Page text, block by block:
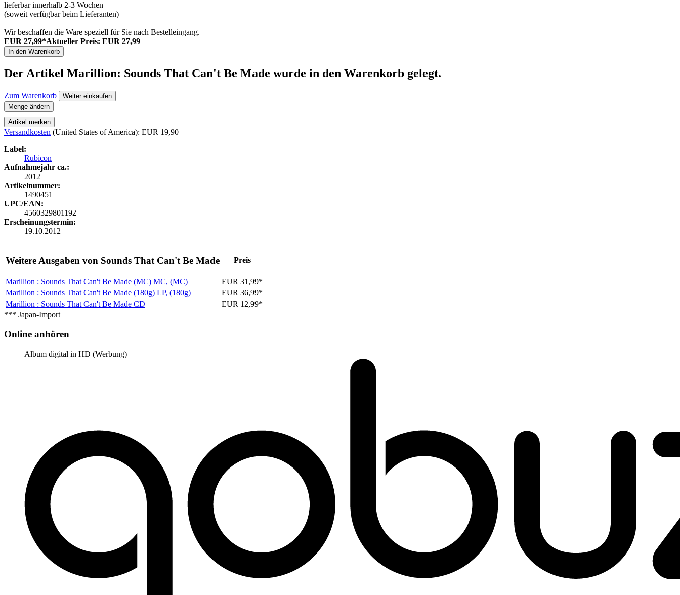
lieferbar innerhalb 2-3 Wochen
(soweit verfügbar beim Lieferanten)
Wir beschaffen die Ware speziell für Sie nach Bestelleingang.
EUR 27,99*Aktueller Preis: EUR 27,99
In den Warenkorb
Der Artikel Marillion: Sounds That Can't Be Made wurde in den Warenkorb gelegt.
Zum Warenkorb
Weiter einkaufen
Menge ändern
Artikel merken
Versandkosten (United States of America): EUR 19,90
Label:
Rubicon
Aufnahmejahr ca.:
2012
Artikelnummer:
1490451
UPC/EAN:
4560329801192
Erscheinungstermin:
19.10.2012
Weitere Ausgaben von Sounds That Can't Be Made Preis
Marillion : Sounds That Can't Be Made (MC) MC, (MC)
EUR 31,99*
Marillion : Sounds That Can't Be Made (180g) LP, (180g)
EUR 36,99*
Marillion : Sounds That Can't Be Made CD
EUR 12,99*
*** Japan-Import
Online anhören
Album digital in HD (Werbung)